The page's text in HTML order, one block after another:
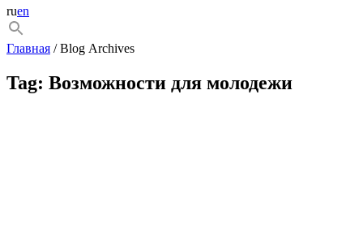
ruen
Главная / Blog Archives
Tag: Возможности для молодежи